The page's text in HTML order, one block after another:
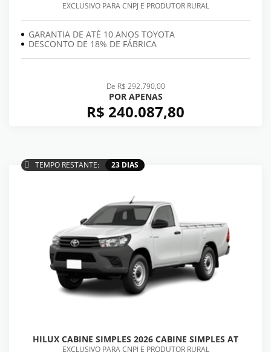
EXCLUSIVO PARA CNPJ E PRODUTOR RURAL
GARANTIA DE ATÉ 10 ANOS TOYOTA
DESCONTO DE 18% DE FÁBRICA
De R$ 292.790,00
POR APENAS
R$ 240.087,80
TEMPO RESTANTE: 23 DIAS
HILUX CABINE SIMPLES 2026 CABINE SIMPLES AT
EXCLUSIVO PARA CNPJ E PRODUTOR RURAL